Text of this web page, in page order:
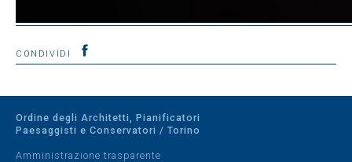
CONDIVIDI
Ordine degli Architetti, Pianificatori
Paesaggisti e Conservatori / Torino
Amministrazione trasparente